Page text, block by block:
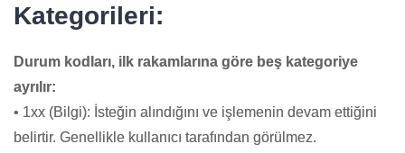
Kategorileri:
Durum kodları, ilk rakamlarına göre beş kategoriye
ayrılır:
• 1xx (Bilgi): İsteğin alındığını ve işlemenin devam ettiğini
belirtir. Genellikle kullanıcı tarafından görülmez.